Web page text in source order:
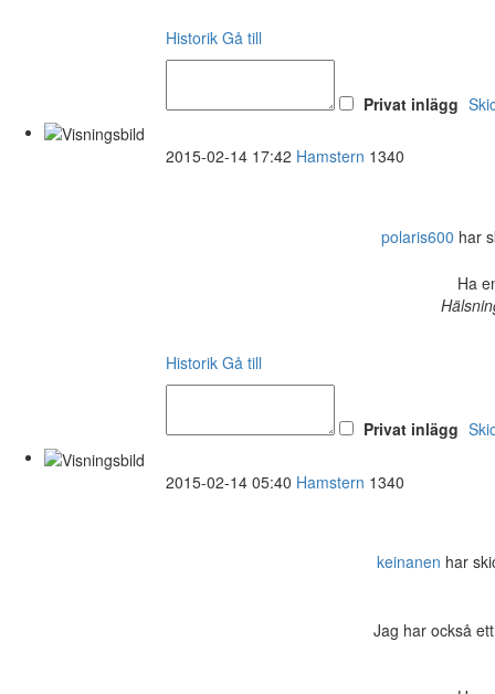
Historik Gå till
Privat inlägg
2015-02-14 17:42 Hamstern 1340
polaris600 har
Ha
Historik Gå till
Privat inlägg
2015-02-14 05:40 Hamstern 1340
keinanen har
Jag har också